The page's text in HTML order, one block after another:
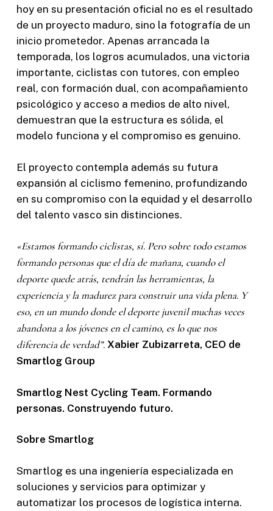
hoy en su presentación oficial no es el resultado
de un proyecto maduro, sino la fotografía de un
inicio prometedor. Apenas arrancada la
temporada, los logros acumulados, una victoria
importante, ciclistas con tutores, con empleo
real, con formación dual, con acompañamiento
psicológico y acceso a medios de alto nivel,
demuestran que la estructura es sólida, el
modelo funciona y el compromiso es genuino.
El proyecto contempla además su futura
expansión al ciclismo femenino, profundizando
en su compromiso con la equidad y el desarrollo
del talento vasco sin distinciones.
«Estamos formando ciclistas, sí. Pero sobre todo estamos
formando personas que el día de mañana, cuando el
deporte quede atrás, tendrán las herramientas, la
experiencia y la madurez para construir una vida plena. Y
eso, en un mundo donde el deporte juvenil muchas veces
abandona a los jóvenes en el camino, es lo que nos
diferencia de verdad”. Xabier Zubizarreta, CEO de
Smartlog Group
Smartlog Nest Cycling Team. Formando
personas. Construyendo futuro.
Sobre Smartlog
Smartlog es una ingeniería especializada en
soluciones y servicios para optimizar y
automatizar los procesos de logística interna.